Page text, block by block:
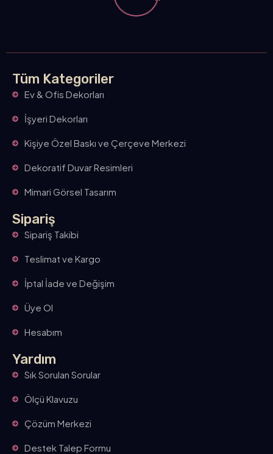
n
Tüm Kategoriler
Ev & Ofis Dekorları
İşyeri Dekorları
Kişiye Özel Baskı ve Çerçeve Merkezi
Dekoratif Duvar Resimleri
Mimari Görsel Tasarım
Sipariş
Sipariş Takibi
Teslimat ve Kargo
İptal İade ve Değişim
Üye Ol
Hesabım
Yardım
Sık Sorulan Sorular
Ölçü Klavuzu
Çözüm Merkezi
Destek Talep Formu